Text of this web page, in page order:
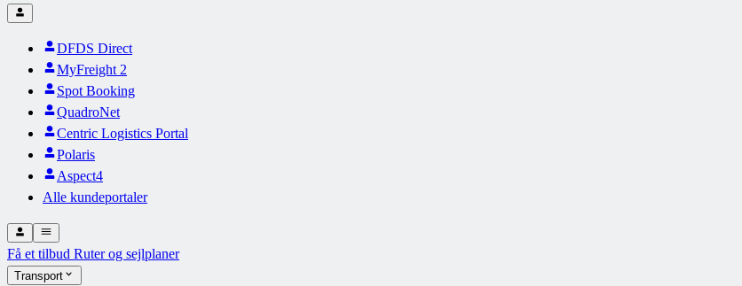
DFDS Direct
MyFreight 2
Spot Booking
QuadroNet
Centric Logistics Portal
Polaris
Aspect4
Alle kundeportaler
Få et tilbud Ruter og sejlplaner
Transport